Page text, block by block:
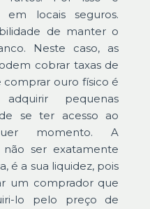
em locais seguros.
de manter o
Neste caso, as
cobrar taxas de
comprar ouro físico é
pequenas
se ter acesso ao
momento. A
ser exatamente
é a sua liquidez, pois
um comprador que
lo pelo preço de